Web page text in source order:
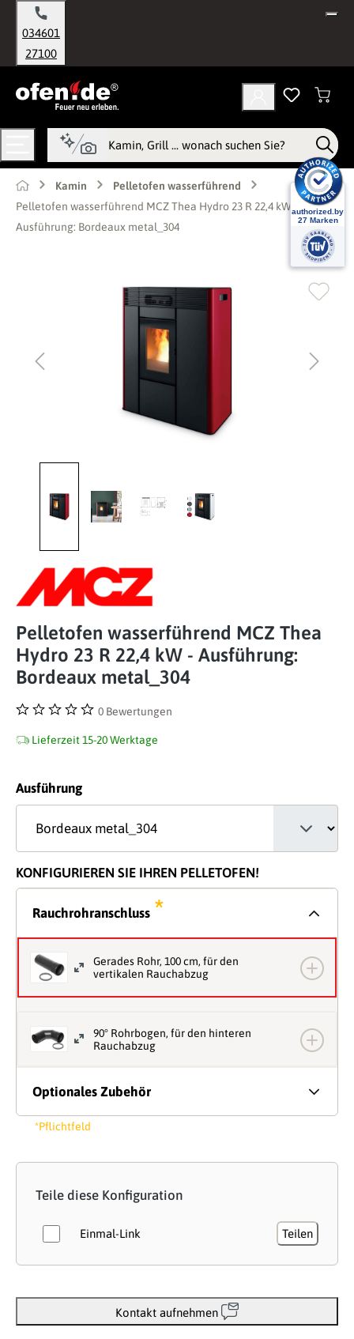
springen
034601
27100
Kamin
Pelletofen wasserführend
Pelletofen wasserführend MCZ Thea Hydro 23 R 22,4 kW -
Ausführung: Bordeaux metal_304
Pelletofen wasserführend MCZ Thea
Hydro 23 R 22,4 kW - Ausführung:
Bordeaux metal_304
0 Bewertungen
Lieferzeit 15-20 Werktage
Ausführungauswählen
KONFIGURIEREN SIE IHREN PELLETOFEN!
Rauchrohranschluss *
Gerades Rohr, 100 cm, für den
vertikalen Rauchabzug
90° Rohrbogen, für den hinteren
Rauchabzug
Optionales Zubehör
*Pflichtfeld
Teile diese Konfiguration
Einmal-Link Teilen
Kontakt aufnehmen